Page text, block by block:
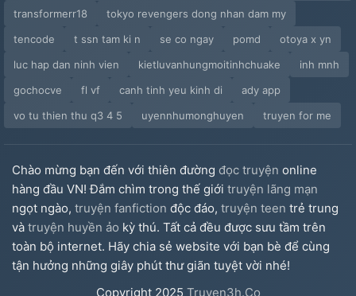
transformerr18
tokyo revengers dong nhan dam my
tencode
t ssn tam ki n se co ngay pomd
otoya x yn
luc hap dan ninh vien
kietluvanhungmoitinhchuake
inh mnh
gochocve
fl vf canh tinh yeu kinh di
ady app
vo tu thien thu q3 4 5
uyennhumonghuyen truyen for me
Chào mừng bạn đến với thiên đường đọc truyện online
hàng đầu VN! Đắm chìm trong thế giới truyện lãng mạn
ngọt ngào, truyện fanfiction độc đáo, truyện teen trẻ trung
và truyện huyền ảo kỳ thú. Tất cả đều được sưu tầm trên
toàn bộ internet. Hãy chia sẻ website với bạn bè để cùng
tận hưởng những giây phút thư giãn tuyệt vời nhé!
Copyright 2025 Truyen3h.Co